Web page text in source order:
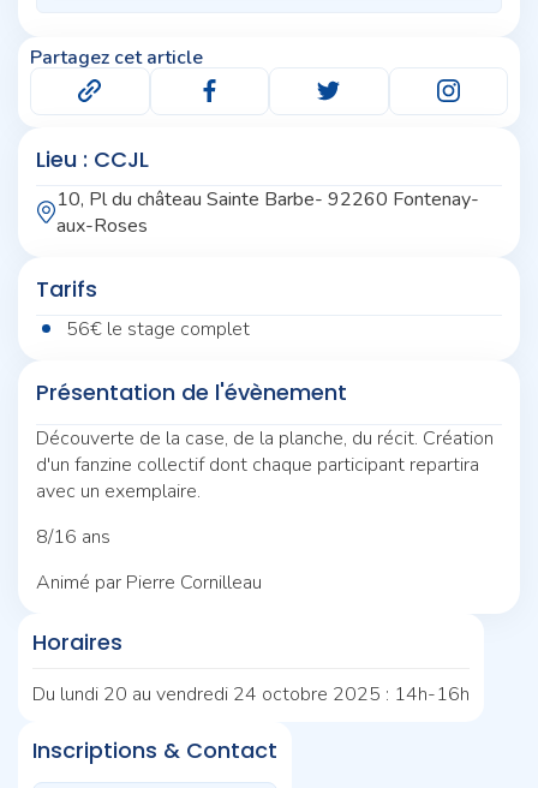
Partagez cet article
Lieu : CCJL
10, Pl du château Sainte Barbe- 92260 Fontenay-
aux-Roses
Tarifs
56€ le stage complet
Présentation de l'évènement
Découverte de la case, de la planche, du récit. Création
d'un fanzine collectif dont chaque participant repartira
avec un exemplaire.
8/16 ans
Animé par Pierre Cornilleau
Horaires
Du lundi 20 au vendredi 24 octobre 2025 : 14h-16h
Inscriptions & Contact